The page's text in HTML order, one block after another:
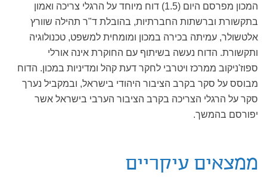
המכון מפרסם היום (1.5) דוח מיוחד על הרגלי צריכה ואמון
בתקשורת וברשתות החברתיות, בהובלת ד"ר תהילה שוורץ
אלטשולר, עמיתה בכירה במכון ומומחית למשפט, טכנולוגיה
ותקשורת. הדוח נעשה בשיתוף עם החוקרת אינה אורלי
ספוז'ניקוב ממרכז ויטרבי לחקר דעת קהל ומדיניות במכון. הדוח
מבוסס על סקר בקרב הציבור היהודי בישראל, ובמקביל נערך
סקר על הרגלי הצריכה בקרב הציבור הערבי בישראל אשר
יפורסם בהמשך.
ממצאים עיקריים